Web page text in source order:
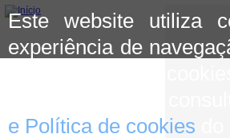
Este website utiliza
experiência de
e Política de cookies